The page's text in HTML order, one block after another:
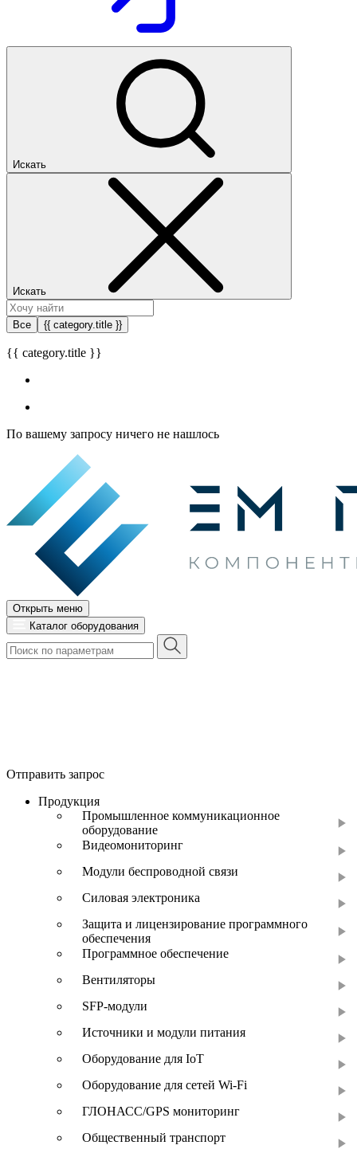
Искать
Искать
Все {{ category.title }}
{{ category.title }}
По вашему запросу ничего не нашлось
Открыть меню
Каталог оборудования
Отправить запрос
Продукция
Промышленное коммуникационное
оборудование
Видеомониторинг
Модули беспроводной связи
Силовая электроника
Защита и лицензирование программного
обеспечения
Программное обеспечение
Вентиляторы
SFP-модули
Источники и модули питания
Оборудование для IoT
Оборудование для сетей Wi-Fi
ГЛОНАСС/GPS мониторинг
Общественный транспорт